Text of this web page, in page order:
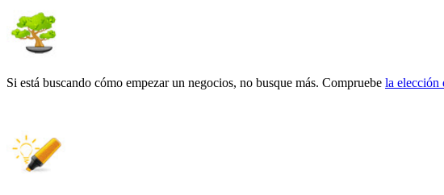
Si está buscando cómo empezar un negocios, no busque más. Compruebe la elección